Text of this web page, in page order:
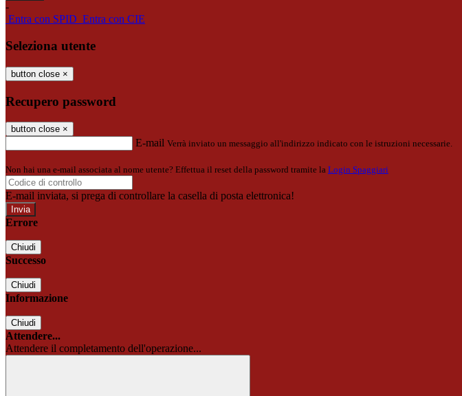
-
Entra con SPID Entra con CIE
Seleziona utente
button close ×
Recupero password
button close ×
E-mail Verrà inviato un messaggio all'indirizzo indicato con le istruzioni necessarie.
Non hai una e-mail associata al nome utente? Effettua il reset della password tramite la Login Spaggiari
E-mail inviata, si prega di controllare la casella di posta elettronica!
Errore
Chiudi
Successo
Chiudi
Informazione
Chiudi
Attendere...
Attendere il completamento dell'operazione...